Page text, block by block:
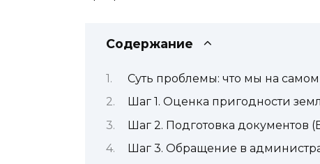
Содержание
Суть проблемы: что мы на
Шаг 1. Оценка пригодности
Шаг 2. Подготовка документов
Шаг 3. Обращение в